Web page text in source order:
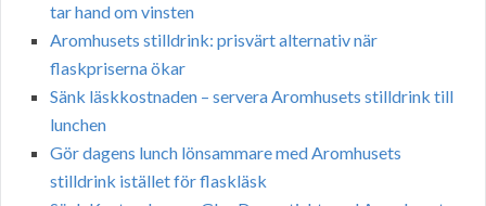
tar hand om vinsten
Aromhusets stilldrink: prisvärt alternativ när
flaskpriserna ökar
Sänk läskkostnaden – servera Aromhusets stilldrink till
lunchen
Gör dagens lunch lönsammare med Aromhusets
stilldrink istället för flaskläsk